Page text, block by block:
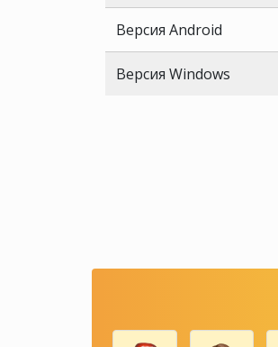
Версия Android
Версия Windows